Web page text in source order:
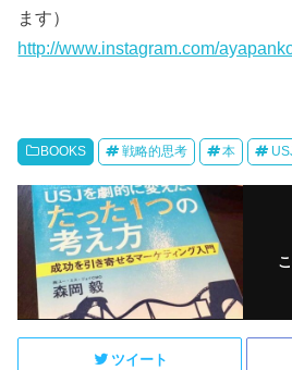
ます）
http://www.instagram.com/
BOOKS 戦略的思考 本
ツイート